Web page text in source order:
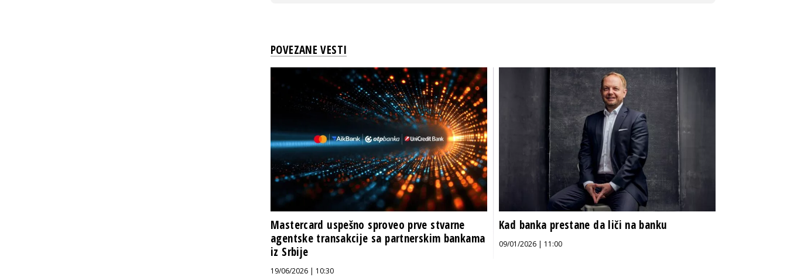
POVEZANE VESTI
Mastercard uspešno sproveo prve stvarne
agentske transakcije sa partnerskim bankama
iz Srbije
19/06/2026 | 10:30
Kad banka prestane da liči na banku
09/01/2026 | 11:00